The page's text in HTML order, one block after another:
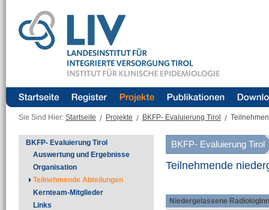
Sie Sind Hier: Startseite / Projekte / BKFP- Evaluierung Tirol /
BKFP- Evaluierung Tirol
Auswertung und Ergebnisse
Organisation
Teilnehmende Abteilungen
Kernteam-Mitglieder
Links
BKFP- Evaluierung Tirol
Teilnehmende
Niedergelassene